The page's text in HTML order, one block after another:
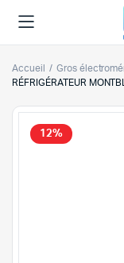
Accueil Gros
RÉFRIGÉRATEUR
12%